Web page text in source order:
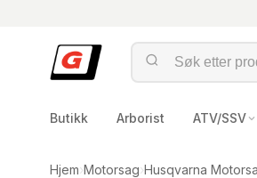
Butikk Arborist ATV/SSV
Hjem›Motorsag›Husqvarna